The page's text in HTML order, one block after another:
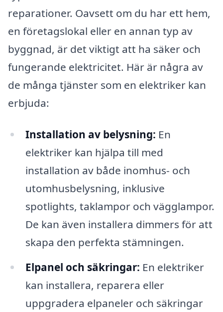
reparationer. Oavsett om du har ett hem,
en företagslokal eller en annan typ av
byggnad, är det viktigt att ha säker och
fungerande elektricitet. Här är några av
de många tjänster som en elektriker kan
erbjuda:
Installation av belysning: En
elektriker kan hjälpa till med
installation av både inomhus- och
utomhusbelysning, inklusive
spotlights, taklampor och vägglampor.
De kan även installera dimmers för att
skapa den perfekta stämningen.
Elpanel och säkringar: En elektriker
kan installera, reparera eller
uppgradera elpaneler och säkringar